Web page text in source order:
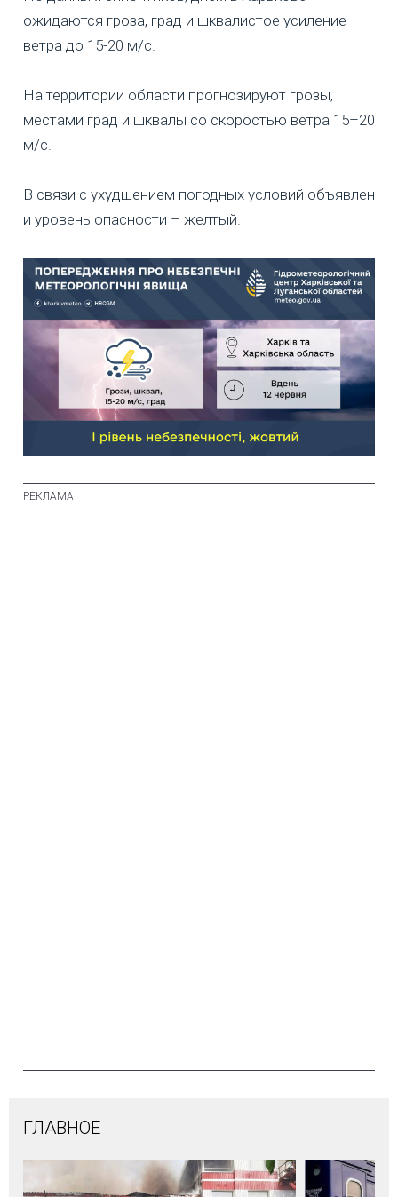
ожидаются гроза, град и шквалистое усиление
ветра до 15-20 м/с.
На территории области прогнозируют грозы,
местами град и шквалы со скоростью ветра 15–20
м/с.
В связи с ухудшением погодных условий объявлен
и уровень опасности – желтый.
ГЛАВНОЕ